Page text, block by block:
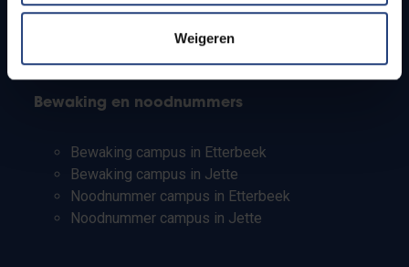
Weigeren
Leerkrachten en secundaire scholen
Bewaking en noodnummers
Bewaking campus in Etterbeek
Bewaking campus in Jette
Noodnummer campus in Etterbeek
Noodnummer campus in Jette